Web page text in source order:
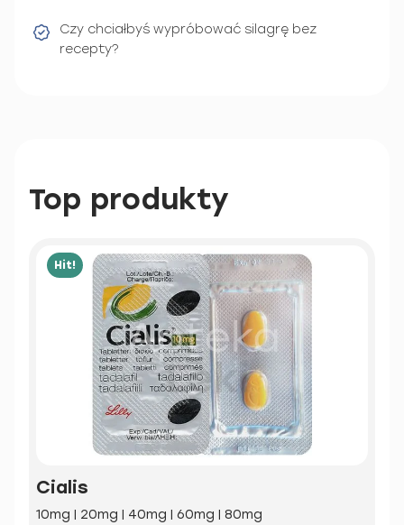
Czy chciałbyś wypróbować silagrę bez
recepty?
Top produkty
Hit!
Cialis
10mg | 20mg | 40mg | 60mg | 80mg